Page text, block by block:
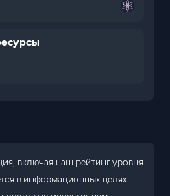
включая наш рейтинг уровня
в информационных целях.